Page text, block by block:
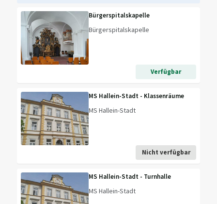
Bürgerspitalskapelle
Bürgerspitalskapelle
Verfügbar
MS Hallein-Stadt - Klassenräume
MS Hallein-Stadt
Nicht verfügbar
MS Hallein-Stadt - Turnhalle
MS Hallein-Stadt